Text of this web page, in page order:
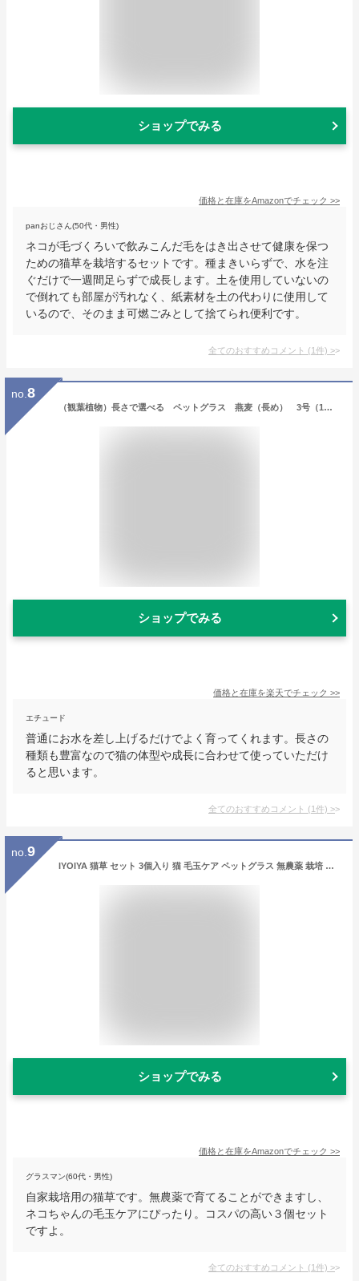
ショップでみる
価格と在庫をAmazonでチェック >>
panおじさん(50代・男性)
ネコが毛づくろいで飲みこんだ毛をはき出させて健康を保つ
ための猫草を栽培するセットです。種まきいらずで、水を注
ぐだけで一週間足らずで成長します。土を使用していないの
で倒れても部屋が汚れなく、紙素材を土の代わりに使用して
いるので、そのまま可燃ごみとして捨てられ便利です。
全てのおすすめコメント (1件) >
no. 8
（観葉植物）長さで選べる ペットグラス 燕麦（長め） 3号（1ポット） 無農薬【HLS_DU】
ショップでみる
価格と在庫を楽天でチェック >>
エチュード
普通にお水を差し上げるだけでよく育ってくれます。長さの
種類も豊富なので猫の体型や成長に合わせて使っていただけ
ると思います。
全てのおすすめコメント (1件) >
no. 9
IYOIYA 猫草 セット 3個入り 猫 毛玉ケア ペットグラス 無農薬 栽培 キット 自家栽培 猫用
ショップでみる
価格と在庫をAmazonでチェック >>
グラスマン(60代・男性)
自家栽培用の猫草です。無農薬で育てることができますし、
ネコちゃんの毛玉ケアにぴったり。コスパの高い３個セット
ですよ。
全てのおすすめコメント (1件) >